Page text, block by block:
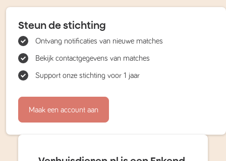
Steun de stichting
Ontvang notificaties van nieuwe matches
Bekijk contactgegevens van matches
Support onze stichting voor 1 jaar
Maak een account aan